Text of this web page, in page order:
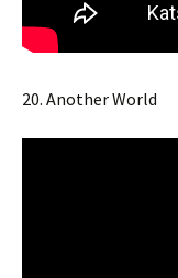
20. Another World